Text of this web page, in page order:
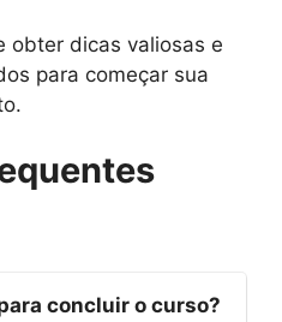
obter dicas valiosas e
para começar sua
concluir o curso?